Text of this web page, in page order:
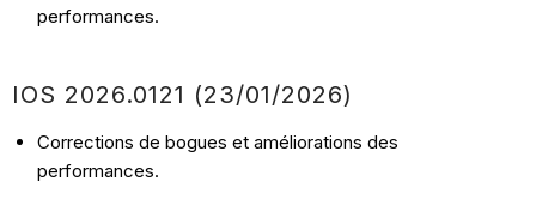
performances.
IOS 2026.0121 (23/01/2026)
Corrections de bogues et améliorations des
performances.